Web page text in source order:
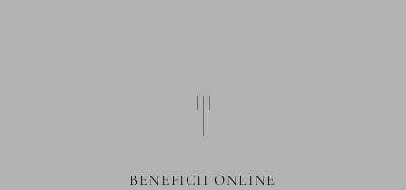
BENEFICII ONLINE